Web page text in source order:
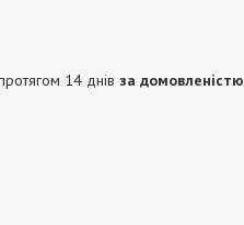
14 днів за домовленістю